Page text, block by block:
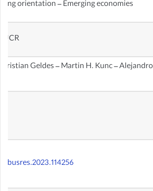
orientation – Emerging economies
JCR
Cristian Geldes – Martin H. Kunc – Alejandro